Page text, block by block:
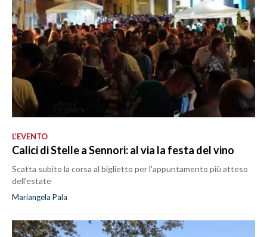
L’EVENTO
Calici di Stelle a Sennori: al via la festa del vino
Scatta subito la corsa al biglietto per l'appuntamento più atteso
dell’estate
Mariangela Pala